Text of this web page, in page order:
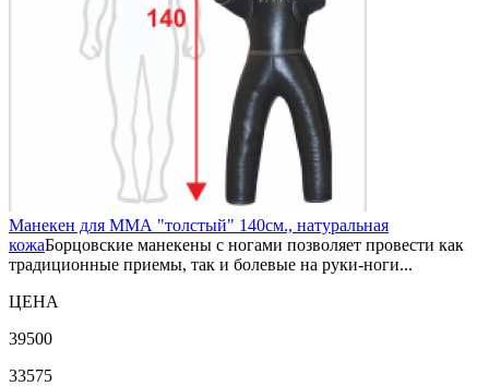
Манекен для ММА "толстый" 140см., натуральная
кожаБорцовские манекены с ногами позволяет провести как
традиционные приемы, так и болевые на руки-ноги...
ЦЕНА
39500
33575